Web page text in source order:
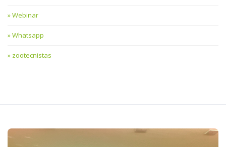
Webinar
Whatsapp
zootecnistas